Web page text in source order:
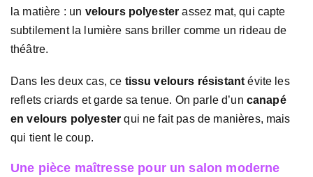
la matière : un velours polyester assez mat, qui capte
subtilement la lumière sans briller comme un rideau de
théâtre.
Dans les deux cas, ce tissu velours résistant évite les
reflets criards et garde sa tenue. On parle d’un canapé
en velours polyester qui ne fait pas de manières, mais
qui tient le coup.
Une pièce maîtresse pour un salon moderne